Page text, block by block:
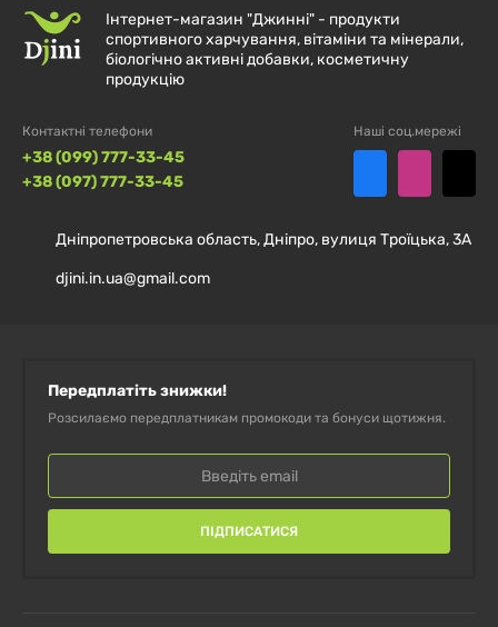
Інтернет-магазин "Джинні" - продукти
спортивного харчування, вітаміни та мінерали,
біологічно активні добавки, косметичну
продукцію
Контактні телефони
+38 (099) 777-33-45
+38 (097) 777-33-45
Наші соц.мережі
Дніпропетровська область, Дніпро, вулиця Троїцька, 3А
djini.in.ua@gmail.com
Передплатіть знижки!
Розсилаємо передплатникам промокоди та бонуси щотижня.
ПІДПИСАТИСЯ